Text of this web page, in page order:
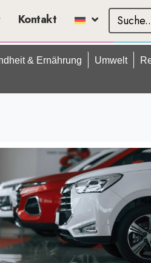
Kontakt
& Ernährung Umwelt